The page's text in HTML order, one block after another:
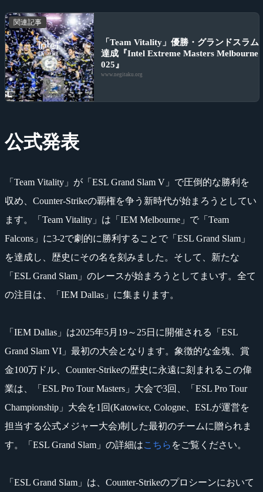
関連記事
「Team Vitality」優勝・グランドスラム
達成『Intel Extreme Masters Melbourne
025』
www.negitaku.org
公式発表
「Team Vitality」が「ESL Grand Slam V」で圧倒的な勝利を
収め、Counter-Strikeの覇権を争う新時代が始まろうとしてい
ます。「Team Vitality」は「IEM Melbourne」で「Team
Falcons」に3-2で劇的に勝利することで「ESL Grand Slam」
を達成し、歴史にその名を刻みました。そして、新たな
「ESL Grand Slam」のレースが始まろうとしてまいす。全て
の注目は、「IEM Dallas」に集まります。
「IEM Dallas」は2025年5月19～25日に開催される「ESL
Grand Slam VI」最初の大会となります。象徴的な金塊、賞
金100万ドル、Counter-Strikeの歴史に永遠に刻まれるこの偉
業は、「ESL Pro Tour Masters」大会で3回、「ESL Pro Tour
Championship」大会を1回(Katowice, Cologne、ESLが運営を
担当する公式メジャー大会)制した最初のチームに贈られま
す。「ESL Grand Slam」の詳細はこちら をご覧ください。
「ESL Grand Slam」は、Counter-Strikeのプロシーンにおいて